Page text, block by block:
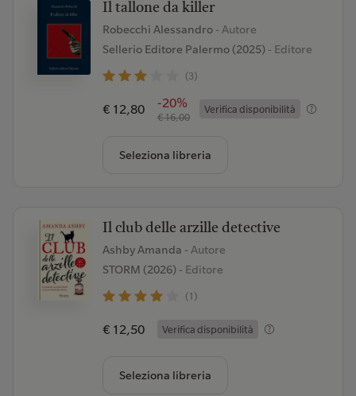
Il tallone da killer
Robecchi Alessandro - Autore
Sellerio Editore Palermo (2025)- Editore
(3)
€ 12,80 -20%
€ 16,00
Verifica disponibilità
Seleziona libreria
Il club delle arzille detective
Ashby Amanda - Autore
STORM (2026)- Editore
(1)
€ 12,50 Verifica disponibilità
Seleziona libreria